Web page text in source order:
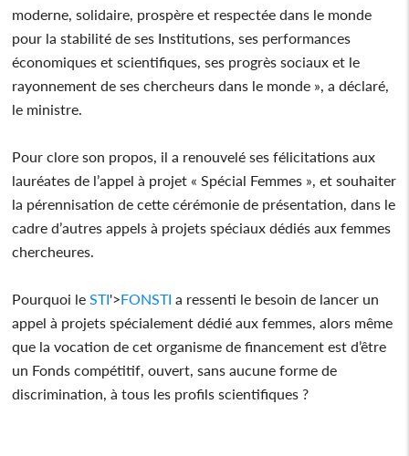
moderne, solidaire, prospère et respectée dans le monde
pour la stabilité de ses Institutions, ses performances
économiques et scientifiques, ses progrès sociaux et le
rayonnement de ses chercheurs dans le monde », a déclaré,
le ministre.
Pour clore son propos, il a renouvelé ses félicitations aux
lauréates de l’appel à projet « Spécial Femmes », et souhaiter
la pérennisation de cette cérémonie de présentation, dans le
cadre d’autres appels à projets spéciaux dédiés aux femmes
chercheures.
Pourquoi le STI'>FONSTI a ressenti le besoin de lancer un
appel à projets spécialement dédié aux femmes, alors même
que la vocation de cet organisme de financement est d’être
un Fonds compétitif, ouvert, sans aucune forme de
discrimination, à tous les profils scientifiques ?